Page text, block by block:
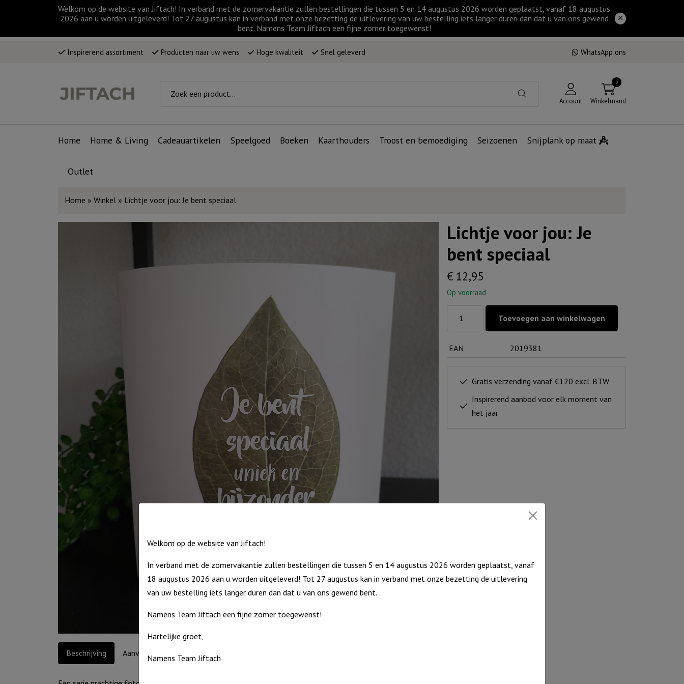
Welkom op de website van Jiftach! In verband met de zomervakantie zullen bestellingen die tussen 5 en 14 augustus 2026 worden geplaatst, vanaf 18 augustus
2026 aan u worden uitgeleverd! Tot 27 augustus kan in verband met onze bezetting de uitlevering van uw bestelling iets langer duren dan dat u van ons gewend
bent. Namens Team Jiftach een fijne zomer toegewenst!
Inspirerend assortiment Producten naar uw wens Hoge kwaliteit Snel geleverd WhatsApp ons
Account
0
Winkelmand
Home Home & Living Cadeauartikelen Speelgoed Boeken Kaarthouders Troost en bemoediging Seizoenen Snijplank op maat
Outlet
Home » Winkel » Lichtje voor jou: Je bent speciaal
Lichtje voor jou: Je
bent speciaal
€12,95
Op voorraad
Je
bent
speciaal
Toevoegen aan winkelwagen
EAN 2019381
Gratis verzending vanaf €120 excl. BTW
Inspirerend aanbod voor elk moment van
het jaar
Beschrijving Aanvullende informatie
Welkom op de website van Jiftach!
In verband met de zomervakantie zullen bestellingen die tussen 5 en 14 augustus 2026 worden geplaatst, vanaf
18 augustus 2026 aan u worden uitgeleverd! Tot 27 augustus kan in verband met onze bezetting de uitlevering
van uw bestelling iets langer duren dan dat u van ons gewend bent.
Namens Team Jiftach een fijne zomer toegewenst!
Hartelijke groet,
Namens Team Jiftach